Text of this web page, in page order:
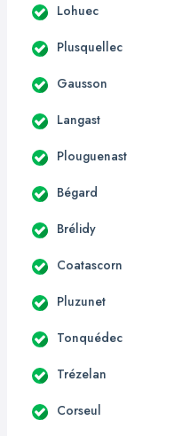
Lohuec
Plusquellec
Gausson
Langast
Plouguenast
Bégard
Brélidy
Coatascorn
Pluzunet
Tonquédec
Trézelan
Corseul